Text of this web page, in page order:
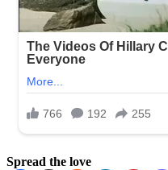
Spread the love